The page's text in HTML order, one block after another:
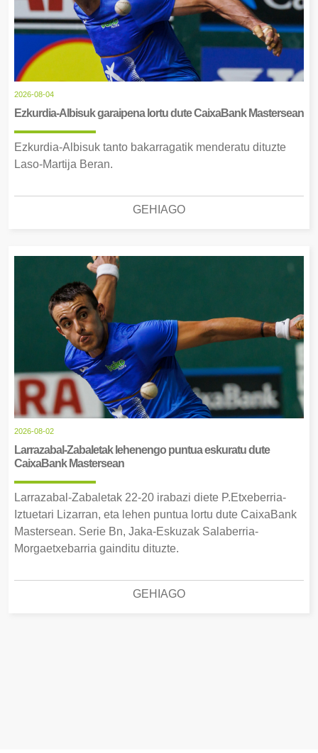
2026-08-04
Ezkurdia-Albisuk garaipena lortu dute CaixaBank Mastersean
Ezkurdia-Albisuk tanto bakarragatik menderatu dituzte
Laso-Martija Beran.
GEHIAGO
2026-08-02
Larrazabal-Zabaletak lehenengo puntua eskuratu dute
CaixaBank Mastersean
Larrazabal-Zabaletak 22-20 irabazi diete P.Etxeberria-
Iztuetari Lizarran, eta lehen puntua lortu dute CaixaBank
Mastersean. Serie Bn, Jaka-Eskuzak Salaberria-
Morgaetxebarria gainditu dituzte.
GEHIAGO